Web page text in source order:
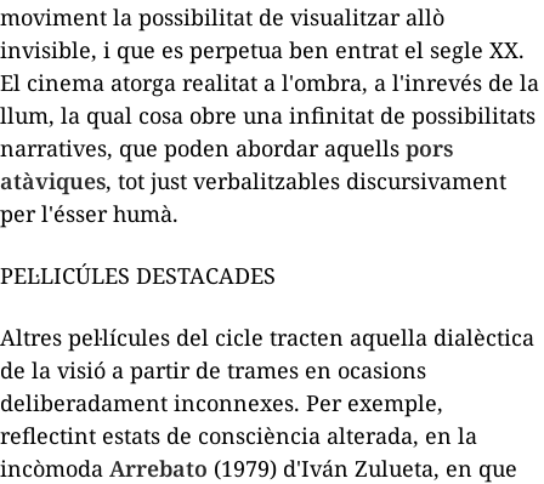
moviment la possibilitat de visualitzar allò
invisible, i que es perpetua ben entrat el segle XX.
El cinema atorga realitat a l'ombra, a l'inrevés de la
llum, la qual cosa obre una infinitat de possibilitats
narratives, que poden abordar aquells pors
atàviques, tot just verbalitzables discursivament
per l'ésser humà.
PEL·LICÚLES DESTACADES
Altres pel·lícules del cicle tracten aquella dialèctica
de la visió a partir de trames en ocasions
deliberadament inconnexes. Per exemple,
reflectint estats de consciència alterada, en la
incòmoda Arrebato (1979) d'Iván Zulueta, en que